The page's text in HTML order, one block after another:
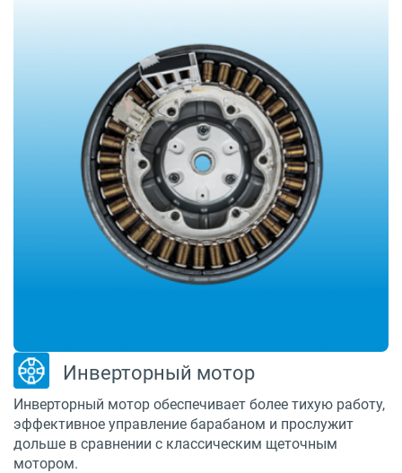
Инверторный мотор
Инверторный мотор обеспечивает более тихую работу,
эффективное управление барабаном и прослужит
дольше в сравнении с классическим щеточным
мотором.